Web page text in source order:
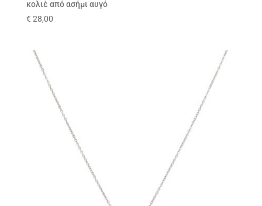
κολιέ από ασήμι αυγό
€ 28,00